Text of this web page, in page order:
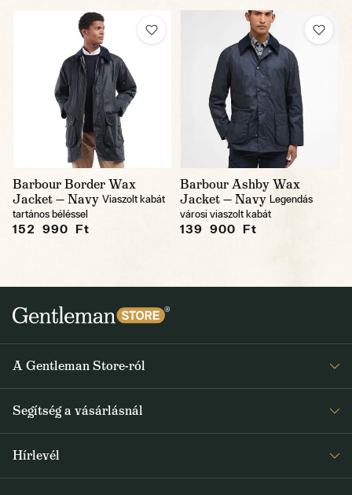
Barbour Border Wax
Jacket — Navy Viaszolt kabát
tartános béléssel
152 990 Ft
Barbour Ashby Wax
Jacket — Navy Legendás
városi viaszolt kabát
139 900 Ft
A Gentleman Store-ról
Rólunk
Journal
Segítség a vásárlásnál
Hírlevél